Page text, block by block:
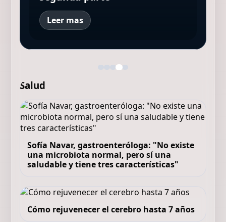
Leer mas
Salud
Sofía Navar, gastroenteróloga: "No existe
una microbiota normal, pero sí una
saludable y tiene tres características"
Cómo rejuvenecer el cerebro hasta 7 años